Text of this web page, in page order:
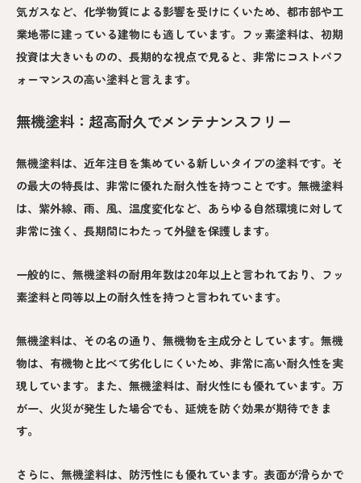
気ガスなど、化学物質による影響を受けにくいため、都市部や工
業地帯に建っている建物にも適しています。フッ素塗料は、初期
投資は大きいものの、長期的な視点で見ると、非常にコストパフ
ォーマンスの高い塗料と言えます。
無機塗料：超高耐久でメンテナンスフリー
無機塗料は、近年注目を集めている新しいタイプの塗料です。そ
の最大の特長は、非常に優れた耐久性を持つことです。無機塗料
は、紫外線、雨、風、温度変化など、あらゆる自然環境に対して
非常に強く、長期間にわたって外壁を保護します。
一般的に、無機塗料の耐用年数は20年以上と言われており、フッ
素塗料と同等以上の耐久性を持つと言われています。
無機塗料は、その名の通り、無機物を主成分としています。無機
物は、有機物と比べて劣化しにくいため、非常に高い耐久性を実
現しています。また、無機塗料は、耐火性にも優れています。万
が一、火災が発生した場合でも、延焼を防ぐ効果が期待できま
す。
さらに、無機塗料は、防汚性にも優れています。表面が滑らかで